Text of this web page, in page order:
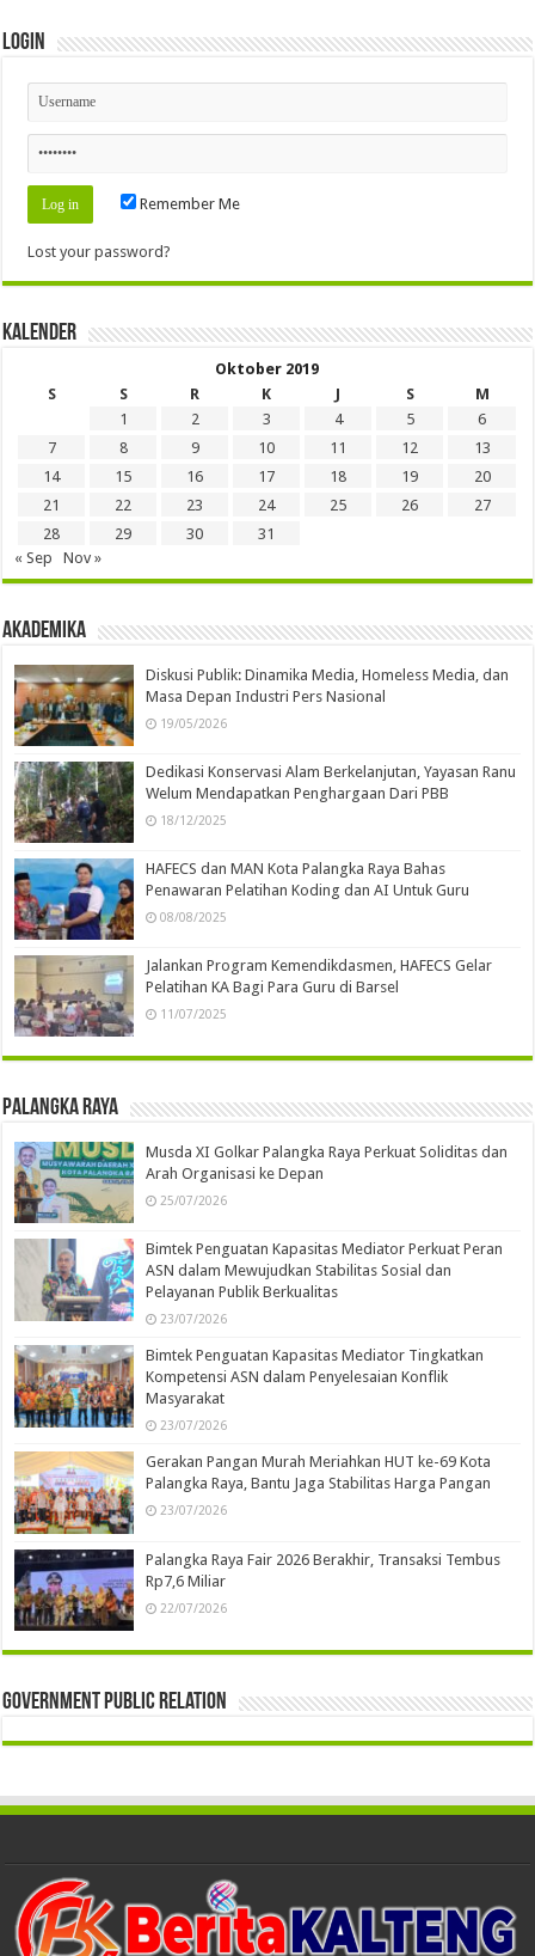
Login
Remember Me
Lost your password?
Kalender
Oktober 2019
S
S R K J S
M
1
2 3 4 5
6
7
8 9 10 11 12
13
14
15 16 17 18 19
20
21
22 23 24 25 26
27
28
29 30
31
« Sep
Nov »
Akademika
Diskusi Publik: Dinamika Media, Homeless Media, dan
Masa Depan Industri Pers Nasional
19/05/2026
Dedikasi Konservasi Alam Berkelanjutan, Yayasan Ranu
Welum Mendapatkan Penghargaan Dari PBB
18/12/2025
HAFECS dan MAN Kota Palangka Raya Bahas
Penawaran Pelatihan Koding dan AI Untuk Guru
08/08/2025
Jalankan Program Kemendikdasmen, HAFECS Gelar
Pelatihan KA Bagi Para Guru di Barsel
11/07/2025
Palangka Raya
Musda XI Golkar Palangka Raya Perkuat Soliditas dan
Arah Organisasi ke Depan
25/07/2026
Bimtek Penguatan Kapasitas Mediator Perkuat Peran
ASN dalam Mewujudkan Stabilitas Sosial dan
Pelayanan Publik Berkualitas
23/07/2026
Bimtek Penguatan Kapasitas Mediator Tingkatkan
Kompetensi ASN dalam Penyelesaian Konflik
Masyarakat
23/07/2026
Gerakan Pangan Murah Meriahkan HUT ke-69 Kota
Palangka Raya, Bantu Jaga Stabilitas Harga Pangan
23/07/2026
Palangka Raya Fair 2026 Berakhir, Transaksi Tembus
Rp7,6 Miliar
22/07/2026
Government Public Relation